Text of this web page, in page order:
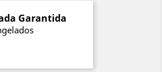
Garantida